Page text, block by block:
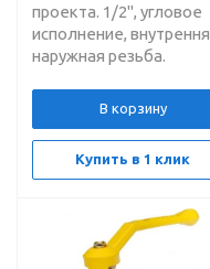
проекта. 1/2", угловое
исполнение,
наружная резьба.
В корзину
Купить в 1 клик